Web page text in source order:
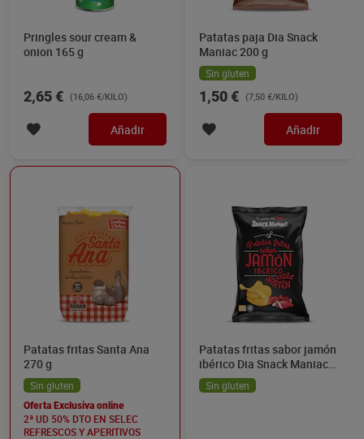
Pringles sour cream &
onion 165 g
2,65 € (16,06 €/KILO)
Añadir
Patatas paja Dia Snack
Maniac 200 g
Sin gluten
1,50 € (7,50 €/KILO)
Añadir
Patatas fritas Santa Ana
270 g
Sin gluten
Oferta Exclusiva online
2ª UD 50% DTO EN SELEC
REFRESCOS Y APERITIVOS
Patatas fritas sabor jamón
ibérico Dia Snack Maniac
130 g
Sin gluten